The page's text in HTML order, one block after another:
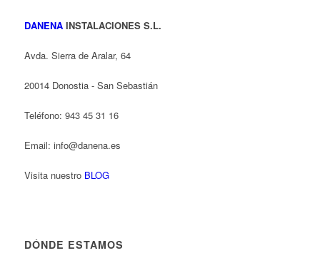
DANENAINSTALACIONES S.L.
Avda. Sierra de Aralar, 64
20014 Donostia - San Sebastián
Teléfono: 943 45 31 16
Email: info@danena.es
Visita nuestro BLOG
DÓNDE ESTAMOS